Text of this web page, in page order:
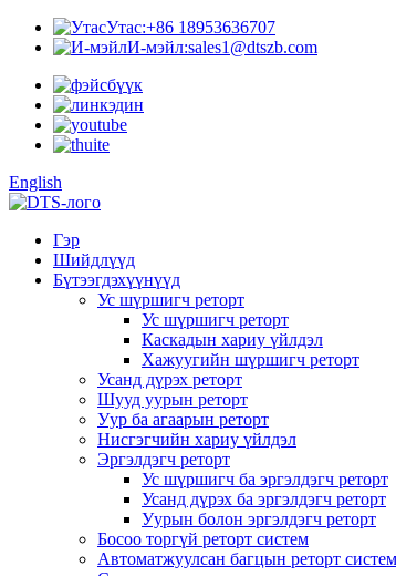
Утас:+86 18953636707
И-мэйл:sales1@dtszb.com
English
Гэр
Шийдлүүд
Бүтээгдэхүүнүүд
Ус шүршигч реторт
Ус шүршигч реторт
Каскадын хариу үйлдэл
Хажуугийн шүршигч реторт
Усанд дүрэх реторт
Шууд уурын реторт
Уур ба агаарын реторт
Нисгэгчийн хариу үйлдэл
Эргэлдэгч реторт
Ус шүршигч ба эргэлдэгч реторт
Усанд дүрэх ба эргэлдэгч реторт
Уурын болон эргэлдэгч реторт
Босоо торгүй реторт систем
Автоматжуулсан багцын реторт систем